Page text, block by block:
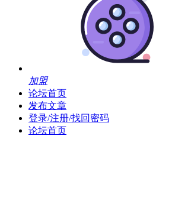
加盟
论坛首页
发布文章
登录/注册/找回密码
论坛首页